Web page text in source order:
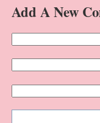
Add A New